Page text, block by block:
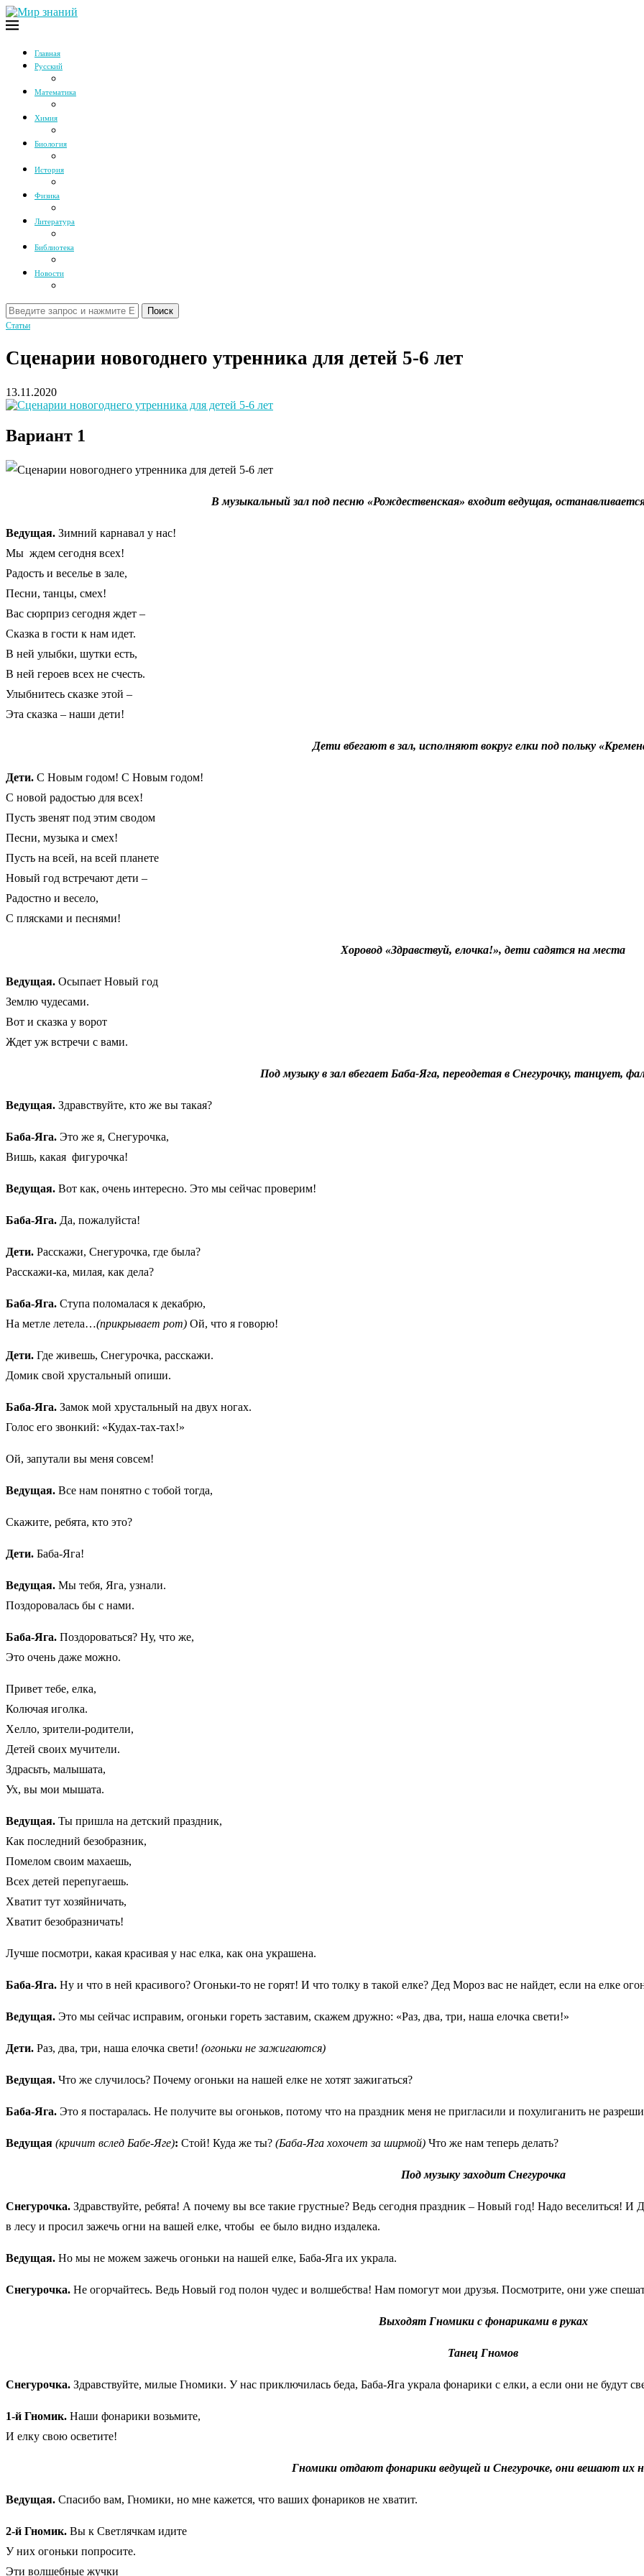
Главная
Русский
Математика
Химия
Биология
История
Физика
Литература
Библиотека
Новости
Поиск
Статьи
Сценарии новогоднего утренника для детей 5-6 лет
13.11.2020
Вариант 1
В музыкальный зал под песню «Рождественская» входит ведущая,
Ведущая. Зимний карнавал у нас!
Мы ждем сегодня всех!
Радость и веселье в зале,
Песни, танцы, смех!
Вас сюрприз сегодня ждет –
Сказка в гости к нам идет.
В ней улыбки, шутки есть,
В ней героев всех не счесть.
Улыбнитесь сказке этой –
Эта сказка – наши дети!
Дети вбегают в зал, исполняют вокруг елки под польку
Дети. С Новым годом! С Новым годом!
С новой радостью для всех!
Пусть звенят под этим сводом
Песни, музыка и смех!
Пусть на всей, на всей планете
Новый год встречают дети –
Радостно и весело,
С плясками и песнями!
Хоровод «Здравствуй, елочка!», дети садятся на места
Ведущая. Осыпает Новый год
Землю чудесами.
Вот и сказка у ворот
Ждет уж встречи с вами.
Под музыку в зал вбегает Баба-Яга, переодетая в Снегурочку, танцует,
Ведущая. Здравствуйте, кто же вы такая?
Баба-Яга. Это же я, Снегурочка,
Вишь, какая фигурочка!
Ведущая. Вот как, очень интересно. Это мы сейчас проверим!
Баба-Яга. Да, пожалуйста!
Дети. Расскажи, Снегурочка, где была?
Расскажи-ка, милая, как дела?
Баба-Яга. Ступа поломалася к декабрю,
На метле летела…(прикрывает рот) Ой, что я говорю!
Дети. Где живешь, Снегурочка, расскажи.
Домик свой хрустальный опиши.
Баба-Яга. Замок мой хрустальный на двух ногах.
Голос его звонкий: «Кудах-тах-тах!»
Ой, запутали вы меня совсем!
Ведущая. Все нам понятно с тобой тогда,
Скажите, ребята, кто это?
Дети. Баба-Яга!
Ведущая. Мы тебя, Яга, узнали.
Поздоровалась бы с нами.
Баба-Яга. Поздороваться? Ну, что же,
Это очень даже можно.
Привет тебе, елка,
Колючая иголка.
Хелло, зрители-родители,
Детей своих мучители.
Здрасьть, малышата,
Ух, вы мои мышата.
Ведущая. Ты пришла на детский праздник,
Как последний безобразник,
Помелом своим махаешь,
Всех детей перепугаешь.
Хватит тут хозяйничать,
Хватит безобразничать!
Лучше посмотри, какая красивая у нас елка, как она украшена.
Баба-Яга. Ну и что в ней красивого? Огоньки-то не горят! И что толку в такой елке? Дед Мороз вас не найдет, если на елке
Ведущая. Это мы сейчас исправим, огоньки гореть заставим, скажем дружно: «Раз, два, три, наша елочка свети!»
Дети. Раз, два, три, наша елочка свети! (огоньки не зажигаются)
Ведущая. Что же случилось? Почему огоньки на нашей елке не хотят зажигаться?
Баба-Яга. Это я постаралась. Не получите вы огоньков, потому что на праздник меня не пригласили и похулиганить не
Ведущая (кричит вслед Бабе-Яге): Стой! Куда же ты? (Баба-Яга хохочет за ширмой) Что же нам теперь делать?
Под музыку заходит Снегурочка
Снегурочка. Здравствуйте, ребята! А почему вы все такие грустные? Ведь сегодня праздник – Новый год! Надо веселиться!
в лесу и просил зажечь огни на вашей елке, чтобы ее было видно издалека.
Ведущая. Но мы не можем зажечь огоньки на нашей елке, Баба-Яга их украла.
Снегурочка. Не огорчайтесь. Ведь Новый год полон чудес и волшебства! Нам помогут мои друзья. Посмотрите, они уже
Выходят Гномики с фонариками в руках
Танец Гномов
Снегурочка. Здравствуйте, милые Гномики. У нас приключилась беда, Баба-Яга украла фонарики с елки, а если они не будут
1-й Гномик. Наши фонарики возьмите,
И елку свою осветите!
Гномики отдают фонарики ведущей и Снегурочке, они вешают их
Ведущая. Спасибо вам, Гномики, но мне кажется, что ваших фонариков не хватит.
2-й Гномик. Вы к Светлячкам идите
У них огоньки попросите.
Эти волшебные жучки